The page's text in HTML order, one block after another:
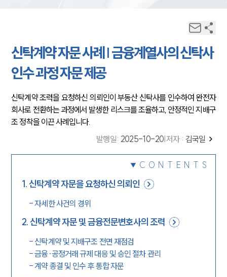
신탁계약 자문 사례 | 금융계열사의 신탁사
인수 과정 자문 제공
신탁계약 조력을 요청하신 의뢰인이 부동산 신탁사를 인수하여 완전자
회사로 전환하는 과정에서 발생한 리스크를 조율하고, 안정적인 지배구
조 정착을 이끈 사례입니다.
발행일: 2025-10-20 저자 : 김국일
CONTENTS
1.신탁계약 자문을 요청하신 의뢰인
-자세한 사건의 경위
2.신탁계약 자문 및 금융전문변호사의 조력
-신탁계약 및 지배구조 전면 재점검
-금융·공정거래 규제 대응 및 승인 절차 관리
-계약 종결 및 인수 후 통합 자문